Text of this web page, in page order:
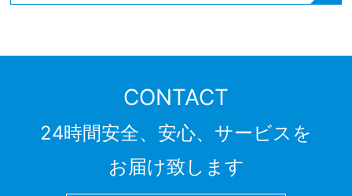
CONTACT
24時間安全、安心、サービスを
お届け致します